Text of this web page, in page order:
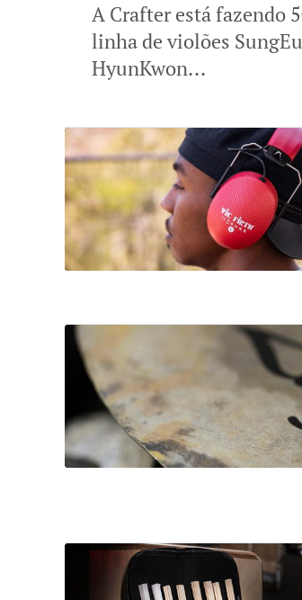
A Crafter está fazendo
linha de violões
HyunKwon...